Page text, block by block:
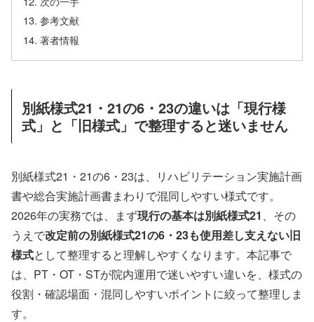
参考文献
著者情報
別紙様式21・21の6・23の違いは「現行様
式」と「旧様式」で整理すると迷いません
別紙様式21・21の6・23は、リハビリテーション実施計画
書や総合実施計画書まわりで混同しやすい様式です。
2026年の実務では、まず現行の基本は別紙様式21 、その
うえで改定前の別紙様式21の6・23も使用差し支えない旧
様式として整理すると理解しやすくなります。本記事で
は、PT・OT・STが院内運用で迷いやすい違いを、様式の
役割・確認場面・混同しやすいポイントに絞って整理しま
す。